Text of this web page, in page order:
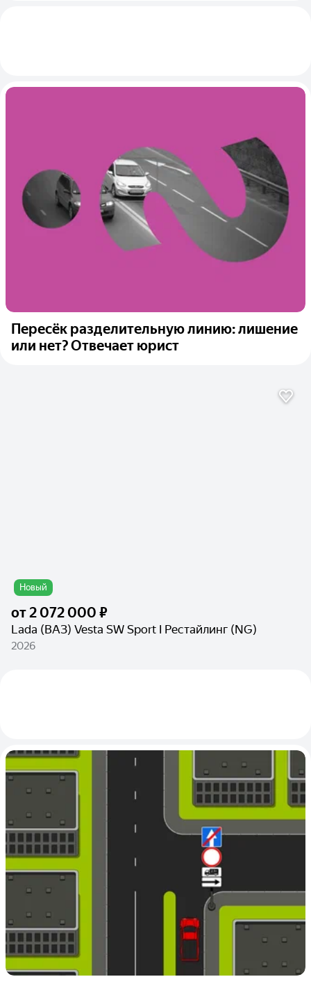
Пересёк разделительную линию: лишение
или нет? Отвечает юрист
Новый
от2 072 000 ₽
Lada (ВАЗ) Vesta SW Sport I Рестайлинг (NG)
2026